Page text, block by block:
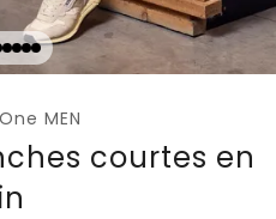
MEN
courtes en